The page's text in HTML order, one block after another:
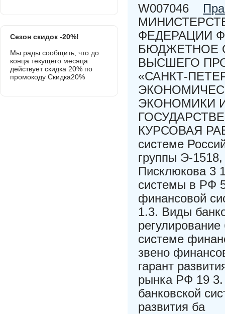
W007046
ФЕДЕРАЦИИ
БЮДЖЕТНОЕ
ВЫСШЕГО
«САНКТ-
ЭКОНОМИКИ
КУРСОВАЯ
системе
группы Э-
Писклюкова 3
системы в РФ
финансовой
1.3. Виды
системе
звено
гарант
рынка РФ 19 3.
банковской
развития ба
Сезон скидок -20%!
Мы рады сообщить, что до
конца текущего месяца
действует скидка 20% по
промокоду Скидка20%